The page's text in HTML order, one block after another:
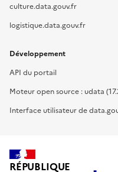
culture.data.gouv.fr
logistique.data.gouv.fr
Développement
API du portail
Moteur open source : udata
Interface utilisateur de
RÉPUBLIQUE